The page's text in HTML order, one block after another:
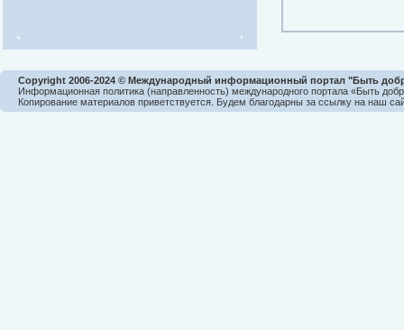
Copyright 2006-2024 © Международный информационный портал "Быть
Информационная политика (направленность) международного портала «Быть
Копирование материалов приветствуется. Будем благодарны за ссылку на наш